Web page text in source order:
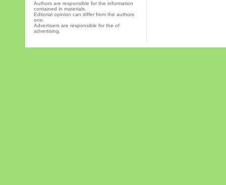
Authors are responsible for the information
contained in materials.
Editorial opinion can differ from the authors
one.
Advertisers are responsible for the of
advertising.